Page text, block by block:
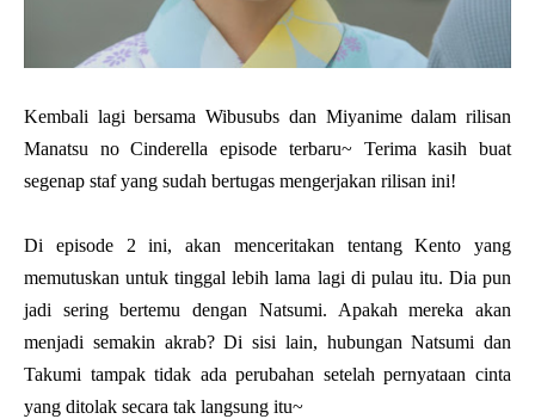
Kembali lagi bersama Wibusubs dan Miyanime dalam rilisan
Manatsu no Cinderella episode terbaru~ Terima kasih buat
segenap staf yang sudah bertugas mengerjakan rilisan ini!
Di episode 2 ini, akan menceritakan tentang Kento yang
memutuskan untuk tinggal lebih lama lagi di pulau itu. Dia pun
jadi sering bertemu dengan Natsumi. Apakah mereka akan
menjadi semakin akrab? Di sisi lain, hubungan Natsumi dan
Takumi tampak tidak ada perubahan setelah pernyataan cinta
yang ditolak secara tak langsung itu~